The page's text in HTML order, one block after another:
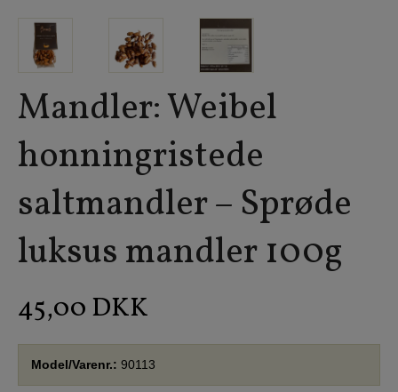
Mandler: Weibel
honningristede
saltmandler – Sprøde
luksus mandler 100g
45,00 DKK
Model/Varenr.: 90113